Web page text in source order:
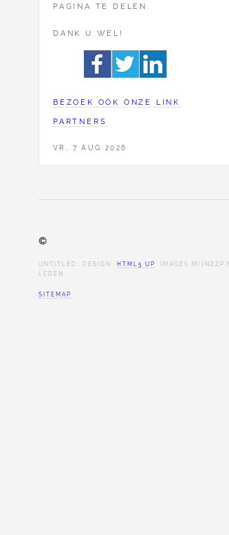
PAGINA TE DELEN.
DANK U WEL!
BEZOEK OOK ONZE LINK
PARTNERS
VR, 7 AUG 2026
©
UNTITLED. DESIGN: HTML5 UP . IMAGES
LEDEN.
SITEMAP